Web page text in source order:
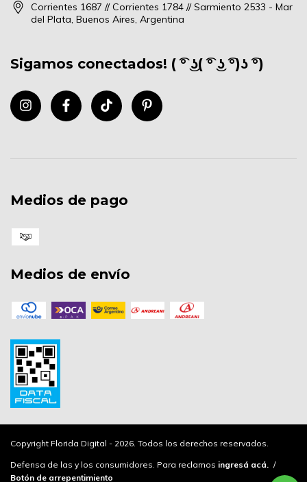
Corrientes 1687 // Corrientes 1784 // Sarmiento 2533 - Mar
del Plata, Buenos Aires, Argentina
Sigamos conectados! ( ͡° ͜ʖ( ͡° ͜ʖ ͡°)ʖ ͡°)
Medios de pago
Medios de envío
Copyright Florida Digital - 2026. Todos los derechos reservados.
Defensa de las y los consumidores. Para reclamos ingresá acá. /
Botón de arrepentimiento